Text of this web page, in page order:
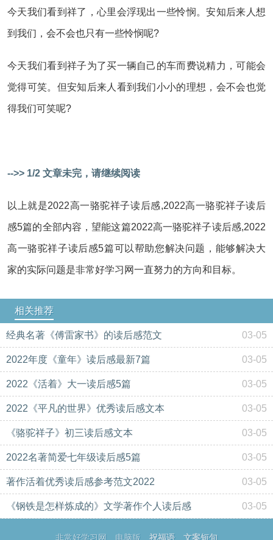
今天我们看到祥了，心里会浮现出一些怜悯。安知后来人想
到我们，会不会也只有一些怜悯呢?
今天我们看到祥子为了买一辆自己的车而费说精力，可能会
觉得可笑。但安知后来人看到我们小小的理想，会不会也觉
得我们可笑呢?
-->> 1/2 文章未完，请继续阅读
以上就是2022高一骆驼祥子读后感,2022高一骆驼祥子读后
感5篇的全部内容，望能这篇2022高一骆驼祥子读后感,2022
高一骆驼祥子读后感5篇可以帮助您解决问题，能够解决大
家的实际问题是非常好学习网一直努力的方向和目标。
相关推荐
经典名著《傅雷家书》的读后感范文 03-05
2022年度《童年》读后感最新7篇 03-05
2022《活着》大一读后感5篇 03-05
2022《平凡的世界》优秀读后感文本 03-05
《骆驼祥子》初三读后感文本 03-05
2022名著简爱七年级读后感5篇 03-05
著作活着优秀读后感参考范文2022 03-05
《钢铁是怎样炼成的》文学著作个人读后感 03-05
非常好学习网 电脑版 祝福语 文案短句